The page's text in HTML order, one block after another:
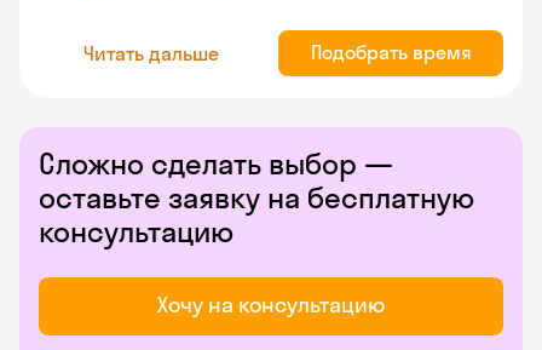
Читать дальше Подобрать время
Сложно сделать выбор —
оставьте заявку на бесплатную
консультацию
Хочу на консультацию